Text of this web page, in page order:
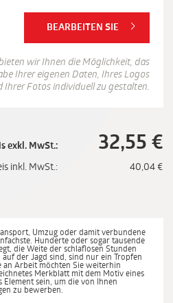
BEARBEITEN SIE
wir Ihnen die Möglichkeit, das
Ihrer eigenen Daten, Ihres Logos
Ihrer Fotos individuell zu gestalten.
exkl. MwSt.:
32,55 €
inkl. MwSt.: 40,04 €
Umzug oder damit verbundene
Hunderte oder sogar tausende
die Weite der schlaflosen Stunden
der Jagd sind, sind nur ein Tropfen
an Arbeit möchten Sie weiterhin
Merkblatt mit dem Motiv eines
Element sein, um die von Ihnen
zu bewerben.